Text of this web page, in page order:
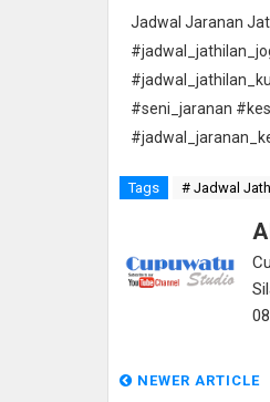
Jadwal Jaranan
#seni_jaranan
Tags # Jadwal
NEWER ARTICLE